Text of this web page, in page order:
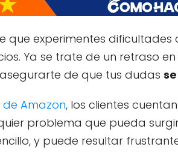
que experimentes
Ya se trate de un retraso
de que tus dudas
de Amazon, los clientes
problema que pueda
y puede resultar